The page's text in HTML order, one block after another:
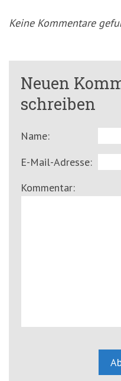
Keine Kommentare
Neuen
schreiben
Name:
E-Mail-Adresse:
Kommentar: